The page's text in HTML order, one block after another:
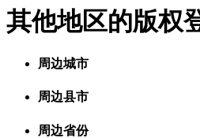
其他地区的版权
周边城市
周边县市
周边省份